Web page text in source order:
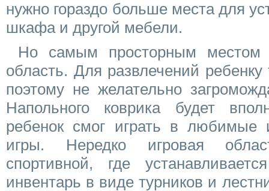
нужно гораздо больше места для
шкафа и другой мебели.
Но самым просторным местом
область. Для развлечений ребенку
поэтому не желательно
Напольного коврика будет
ребенок смог играть в любимые
игры. Нередко игровая
спортивной, где
инвентарь в виде турников и